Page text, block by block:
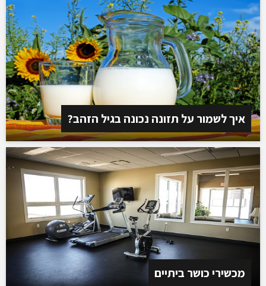
איך לשמור על תזונה נכונה בגיל הזהב?
מכשירי כושר ביתיים